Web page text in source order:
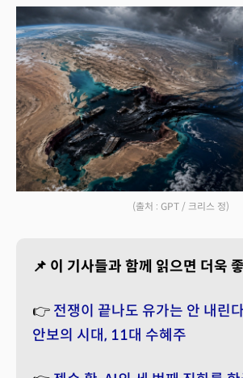
(출처 : GPT / 크리스 정)
📌 이 기사들과 함께 읽으면 더욱
👉 전쟁이 끝나도 유가는 안 내린
안보의 시대, 11대 수혜주